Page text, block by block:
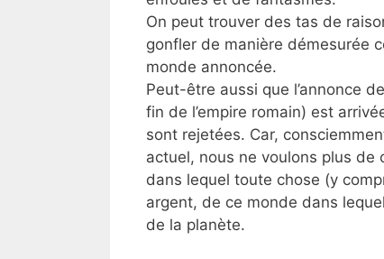
On peut trouver des tas de
gonfler de manière démesurée
monde annoncée.
Peut-être aussi que l’annonce
fin de l’empire romain) est
sont rejetées. Car,
actuel, nous ne voulons plus
dans lequel toute chose (y
argent, de ce monde dans
de la planète.